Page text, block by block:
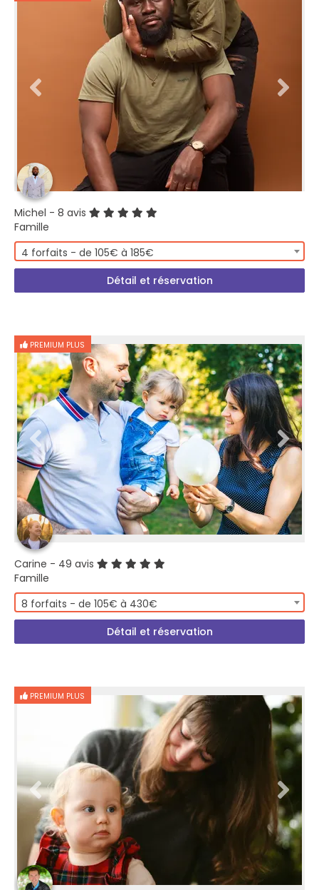
Michel - 8 avis
Famille
4 forfaits - de 105€ à 185€
Détail et réservation
PREMIUM PLUS
Carine - 49 avis
Famille
8 forfaits - de 105€ à 430€
Détail et réservation
PREMIUM PLUS